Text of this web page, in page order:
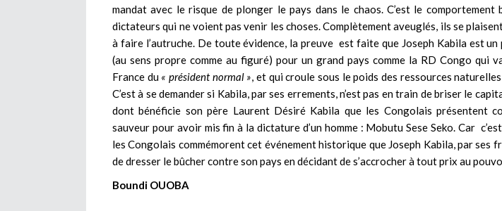
mandat avec le risque de plonger le pays dans le chaos. C’est le comportement
dictateurs qui ne voient pas venir les choses. Complètement aveuglés, ils se
à faire l’autruche. De toute évidence, la preuve est faite que Joseph Kabila est
(au sens propre comme au figuré) pour un grand pays comme la RD Congo qui
France du « président normal », et qui croule sous le poids des ressources
C’est à se demander si Kabila, par ses errements, n’est pas en train de briser le
dont bénéficie son père Laurent Désiré Kabila que les Congolais présentent
sauveur pour avoir mis fin à la dictature d’un homme : Mobutu Sese Seko. Car
les Congolais commémorent cet événement historique que Joseph Kabila, par ses
de dresser le bûcher contre son pays en décidant de s’accrocher à tout prix au
Boundi OUOBA